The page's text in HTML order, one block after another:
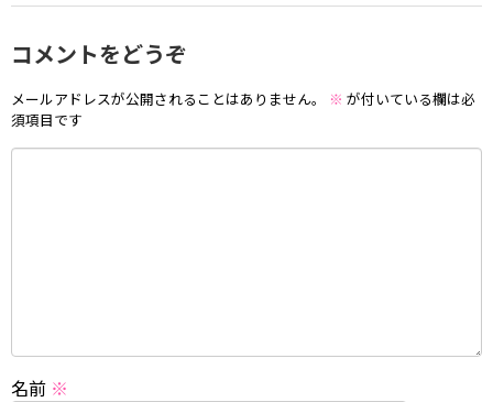
コメントをどうぞ
メールアドレスが公開されることはありません。 ※ が付いている欄は必
須項目です
名前 ※